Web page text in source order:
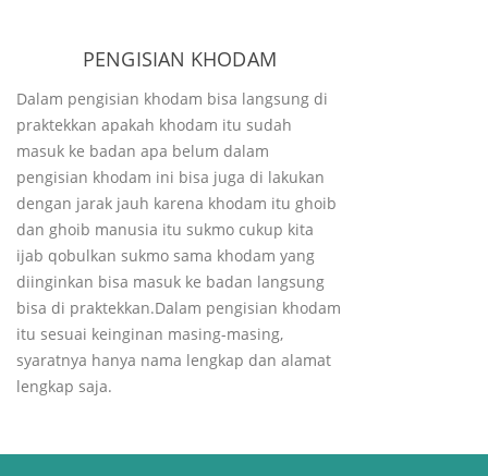
PENGISIAN KHODAM
Dalam pengisian khodam bisa langsung di
praktekkan apakah khodam itu sudah
masuk ke badan apa belum dalam
pengisian khodam ini bisa juga di lakukan
dengan jarak jauh karena khodam itu ghoib
dan ghoib manusia itu sukmo cukup kita
ijab qobulkan sukmo sama khodam yang
diinginkan bisa masuk ke badan langsung
bisa di praktekkan.Dalam pengisian khodam
itu sesuai keinginan masing-masing,
syaratnya hanya nama lengkap dan alamat
lengkap saja.